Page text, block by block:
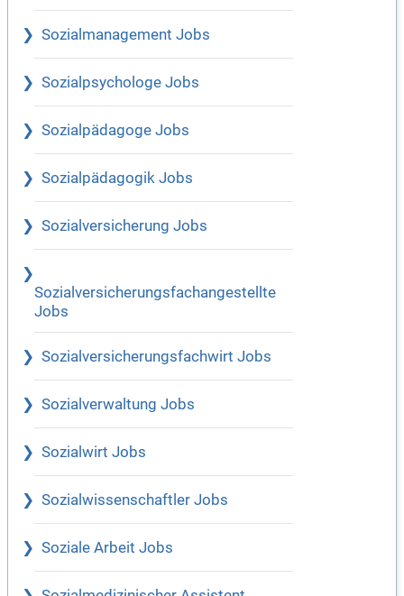
Sozialmanagement Jobs
Sozialpsychologe Jobs
Sozialpädagoge Jobs
Sozialpädagogik Jobs
Sozialversicherung Jobs
Sozialversicherungsfachangestellte
Jobs
Sozialversicherungsfachwirt Jobs
Sozialverwaltung Jobs
Sozialwirt Jobs
Sozialwissenschaftler Jobs
Soziale Arbeit Jobs